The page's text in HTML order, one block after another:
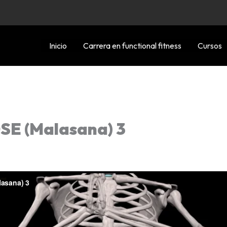
Inicio
Carrera en functional fitness Cursos
(Malasana) 3